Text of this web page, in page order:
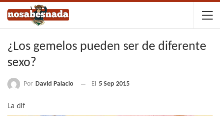
¿Los gemelos pueden ser de diferente
sexo?
Por David Palacio El 5 Sep 2015
La dif